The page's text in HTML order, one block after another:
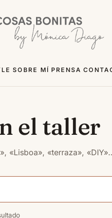
SOBRE MÍ PRENSA
el taller
«Lisboa», «terraza»,